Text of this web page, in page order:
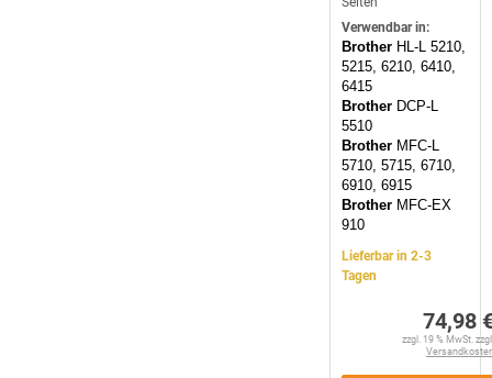
Verwendbar in:
Brother HL-L 5210,
5215, 6210, 6410,
6415
Brother DCP-L
5510
Brother MFC-L
5710, 5715, 6710,
6910, 6915
Brother MFC-EX
910
Lieferbar in 2-3
Tagen
74,98
zzgl. 19 % MwSt.